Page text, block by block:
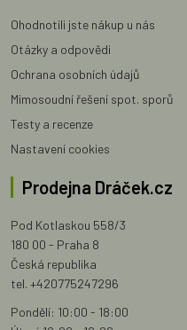
Ohodnotili jste nákup u nás
Otázky a odpovědi
Ochrana osobních údajů
Mimosoudní řešení spot. sporů
Testy a recenze
Nastavení cookies
Prodejna Dráček.cz
Pod Kotlaskou 558/3
180 00 - Praha 8
Česká republika
tel. +420775247296
Pondělí: 10:00 - 18:00